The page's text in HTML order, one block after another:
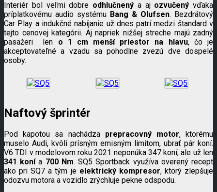
Interiér bol veľmi dobre odhlučnený a aj ozvučený vďaka
príplatkovému audio systému Bang & Olufsen. Bezdrátový
Car Play a indukčné nabíjanie už dnes patrí medzi štandard v
tejto cenovej kategórii. Aj napriek nižšej streche majú zadný
pasažeri len o 1 cm menší priestor na hlavu, čo je
akceptovateľné a vzadu sa pohodlne zvezú dve dospelé
osoby.
Naftový šprintér
Pod kapotou sa nachádza prepracovný motor, ktorému
muselo Audi, kvôli prísným emisným limitom, ubrať pár koní.
V6 TDI v modelovom roku 2021 neponúka 347 koní, ale už len
341 konía 700 Nm. SQ5 Sportback využíva overený recept
ako pri SQ7 a tým je elektrický kompresor, ktorý zlepšuje
odozvu motora a vozidlo zrýchluje pekne odspodu.